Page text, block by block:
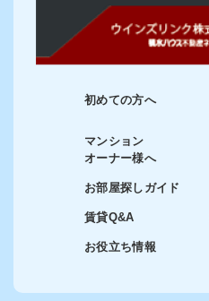
初めての方へ
マンション
オーナー様へ
お部屋探しガイド
賃貸Q&A
お役立ち情報